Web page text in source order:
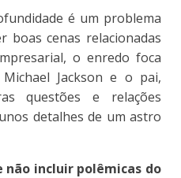
é um problema
boas cenas relacionadas
o enredo foca
Jackson e o pai,
questões e relações
detalhes de um astro
não incluir polêmicas do